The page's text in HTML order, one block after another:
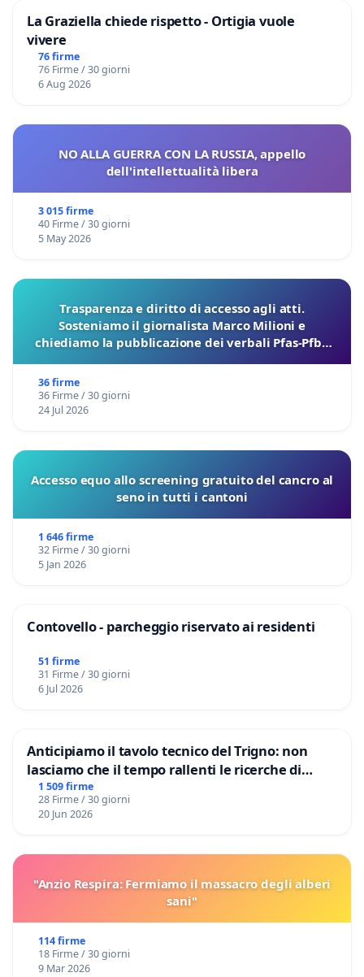
La Graziella chiede rispetto - Ortigia vuole
vivere
76 firme
76 Firme / 30 giorni
6 Aug 2026
NO ALLA GUERRA CON LA RUSSIA, appello
dell'intellettualità libera
3 015 firme
40 Firme / 30 giorni
5 May 2026
Trasparenza e diritto di accesso agli atti.
Sosteniamo il giornalista Marco Milioni e
chiediamo la pubblicazione dei verbali Pfas-Pfba
36 firme
36 Firme / 30 giorni
24 Jul 2026
Accesso equo allo screening gratuito del cancro al
seno in tutti i cantoni
1 646 firme
32 Firme / 30 giorni
5 Jan 2026
Contovello - parcheggio riservato ai residenti
51 firme
31 Firme / 30 giorni
6 Jul 2026
Anticipiamo il tavolo tecnico del Trigno: non
lasciamo che il tempo rallenti le ricerche di
Domenico Racanati
1 509 firme
28 Firme / 30 giorni
20 Jun 2026
"Anzio Respira: Fermiamo il massacro degli alberi
sani"
114 firme
18 Firme / 30 giorni
9 Mar 2026